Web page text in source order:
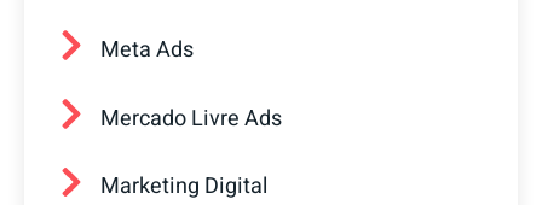
Meta Ads
Mercado Livre Ads
Marketing Digital